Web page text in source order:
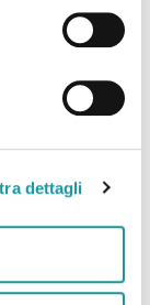
dettagli